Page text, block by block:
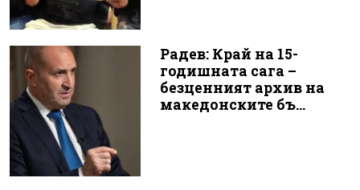
Радев: Край на 15-
годишната сага –
безценният архив на
македонските бъ...